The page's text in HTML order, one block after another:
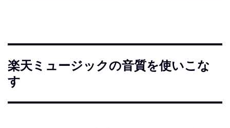
楽天ミュージックの音質を使いこな
す